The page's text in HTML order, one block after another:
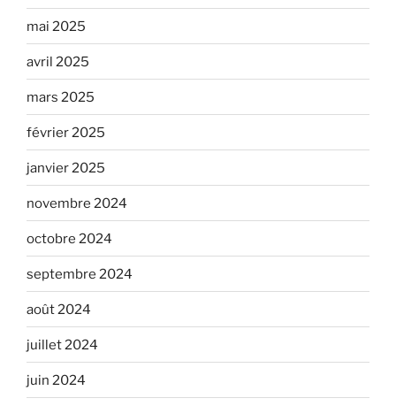
mai 2025
avril 2025
mars 2025
février 2025
janvier 2025
novembre 2024
octobre 2024
septembre 2024
août 2024
juillet 2024
juin 2024